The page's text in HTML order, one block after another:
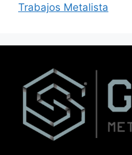
Trabajos Metalista